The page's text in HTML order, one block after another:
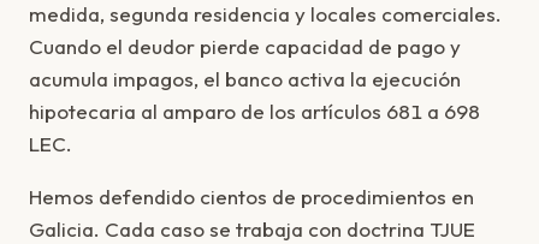
medida, segunda residencia y locales comerciales.
Cuando el deudor pierde capacidad de pago y
acumula impagos, el banco activa la ejecución
hipotecaria al amparo de los artículos 681 a 698
LEC.
Hemos defendido cientos de procedimientos en
Galicia. Cada caso se trabaja con doctrina TJUE